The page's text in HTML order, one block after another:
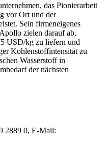
das Pionierarbeit
vor Ort und der
Sein firmeneigenes
zielen darauf ab,
USD/kg zu liefern und
Kohlenstoffintensität zu
Wasserstoff in
der nächsten
2889 0, E-Mail: